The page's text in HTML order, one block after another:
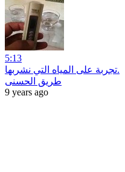
5:13
تجربة على المياه التي نشربها.
طريق الحسنى
9 years ago